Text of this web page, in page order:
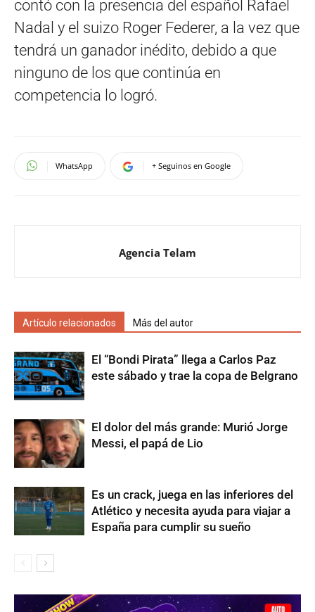
contó con la presencia del español Rafael
Nadal y el suizo Roger Federer, a la vez que
tendrá un ganador inédito, debido a que
ninguno de los que continúa en
competencia lo logró.
WhatsApp + Seguinos en Google
Agencia Telam
Artículo relacionados Más del autor
El “Bondi Pirata” llega a Carlos Paz
este sábado y trae la copa de Belgrano
El dolor del más grande: Murió Jorge
Messi, el papá de Lio
Es un crack, juega en las inferiores del
Atlético y necesita ayuda para viajar a
España para cumplir su sueño